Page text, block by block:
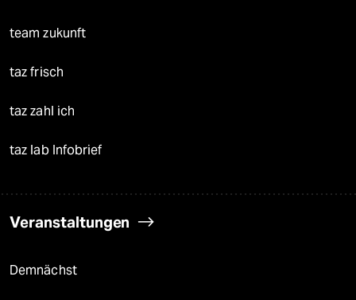
team zukunft
taz frisch
taz zahl ich
taz lab Infobrief
Veranstaltungen
Demnächst